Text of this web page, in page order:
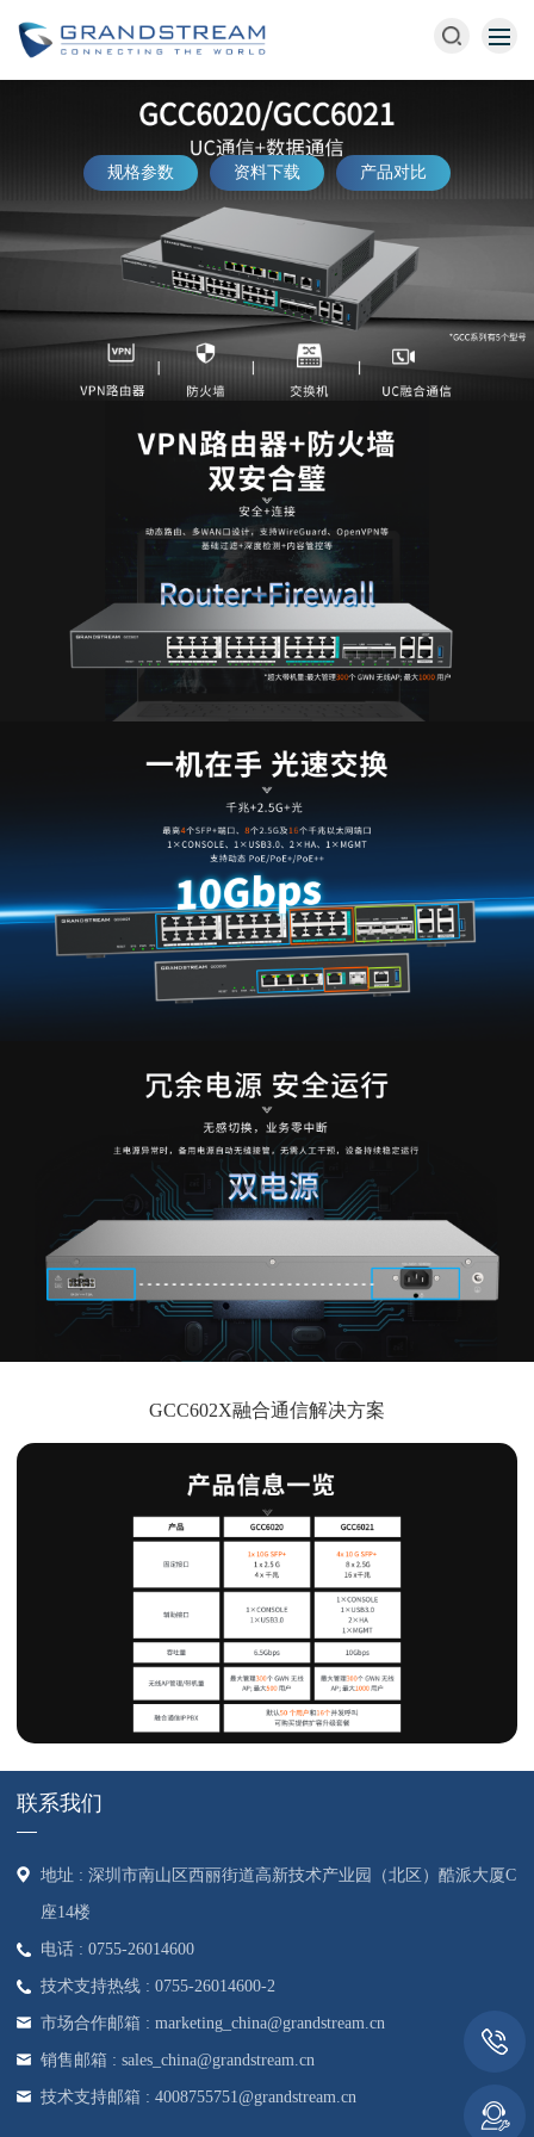
规格参数 资料下载 产品对比
GCC602X融合通信解决方案
联系我们
地址 : 深圳市南山区西丽街道高新技术产业园（北区）酷派大厦C
座14楼
电话 : 0755-26014600
技术支持热线 : 0755-26014600-2
市场合作邮箱 : marketing_china@grandstream.cn
销售邮箱 : sales_china@grandstream.cn
技术支持邮箱 : 4008755751@grandstream.cn